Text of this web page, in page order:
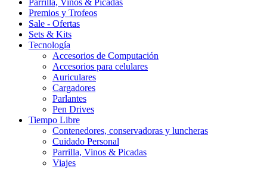
Parrilla, Vinos & Picadas
Premios y Trofeos
Sale - Ofertas
Sets & Kits
Tecnología
Accesorios de Computación
Accesorios para celulares
Auriculares
Cargadores
Parlantes
Pen Drives
Tiempo Libre
Contenedores, conservadoras y luncheras
Cuidado Personal
Parrilla, Vinos & Picadas
Viajes